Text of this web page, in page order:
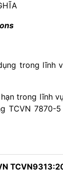
trong lĩnh
trong lĩnh
TCVN 7870-